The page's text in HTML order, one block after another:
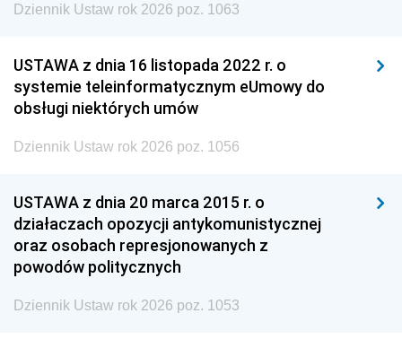
Dziennik Ustaw rok 2026 poz. 1063
USTAWA z dnia 16 listopada 2022 r. o
systemie teleinformatycznym eUmowy do
obsługi niektórych umów
Dziennik Ustaw rok 2026 poz. 1056
USTAWA z dnia 20 marca 2015 r. o
działaczach opozycji antykomunistycznej
oraz osobach represjonowanych z
powodów politycznych
Dziennik Ustaw rok 2026 poz. 1053